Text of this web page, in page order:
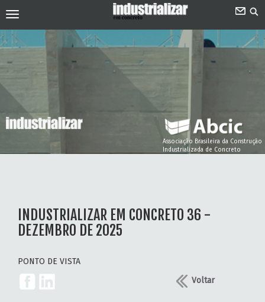
Associação Brasileira da Construção
Industrializada de Concreto
INDUSTRIALIZAR EM CONCRETO 36 -
DEZEMBRO DE 2025
PONTO DE VISTA
Voltar